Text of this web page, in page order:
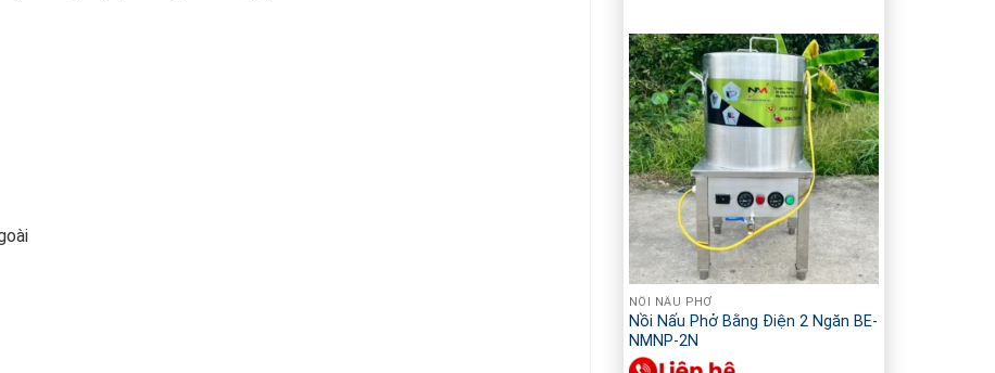
190
000 ₫.
21
990
000 ₫.
NỒI NẤU PHỞ
Nồi Nấu Phở Bằng Điện 2 Ngăn BE-
NMNP-2N